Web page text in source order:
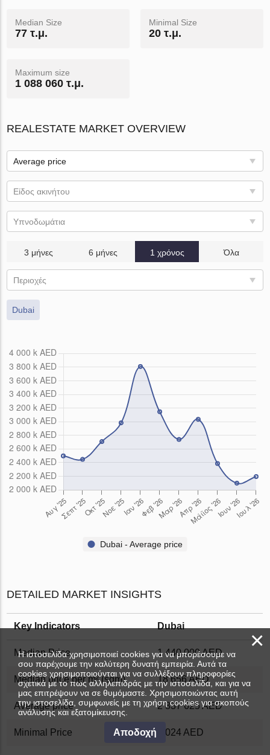
Median Size
77 τ.μ.
Minimal Size
20 τ.μ.
Maximum size
1 088 060 τ.μ.
REALESTATE MARKET OVERVIEW
Average price
Είδος ακινήτου
Υπνοδωμάτια
3 μήνες 6 μήνες 1 χρόνος Όλα
Περιοχές
Dubai
Dubai - Average price
DETAILED MARKET INSIGHTS
Key Indicators Dubai
Median Price 1 440 000 AED
Median price per m² (sqm) 18 656 AED
Average price 2 837 625 AED
Minimal Price 2 024 AED
×
Η ιστοσελίδα χρησιμοποιεί cookies για να μπορέσουμε να
σου παρέχουμε την καλύτερη δυνατή εμπειρία. Αυτά τα
cookies χρησιμοποιούνται για να συλλέξουν πληροφορίες
σχετικά με το πως αλληλεπιδράς με την ιστοσελίδα, και για να
μας επιτρέψουν να σε θυμόμαστε. Χρησιμοποιώντας αυτή
την ιστοσελίδα, συμφωνείς με τη χρήση cookies για σκοπούς
ανάλυσης και εξατομίκευσης.
Αποδοχή